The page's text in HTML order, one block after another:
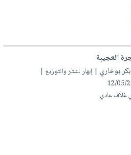
العجيبة
بوخاري | إبهار للنشر والتوزيع |
12/05/
غلاف عادي